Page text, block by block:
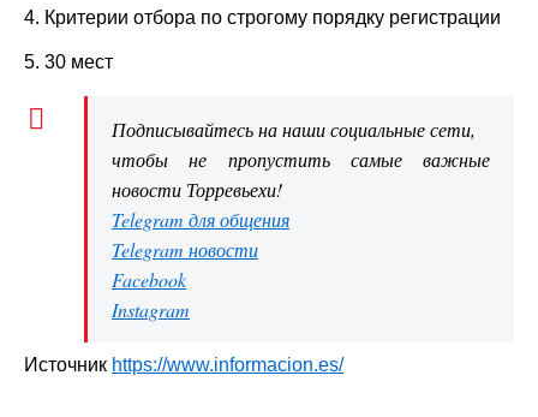
4. Критерии отбора по строгому порядку регистрации
5. 30 мест
Подписывайтесь на наши социальные сети,
чтобы не пропустить самые важные
новости Торревьехи!
Telegram для общения
Telegram новости
Facebook
Instagram
Источник https://www.informacion.es/